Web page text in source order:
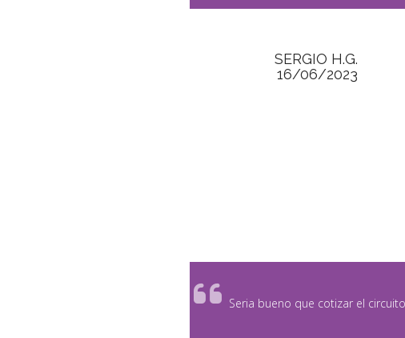
SERGIO H.G.
16/06/2023
Seria bueno que cotizar el